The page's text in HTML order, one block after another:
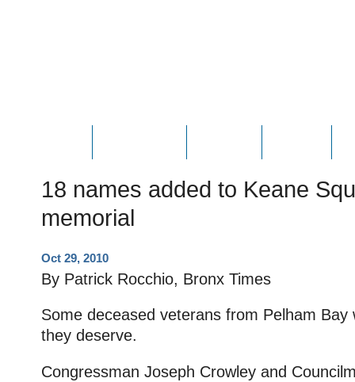
18 names added to Keane
memorial
Oct 29, 2010
By Patrick Rocchio, Bronx Times
Some deceased veterans from Pelham Bay
they deserve.
Congressman Joseph Crowley and